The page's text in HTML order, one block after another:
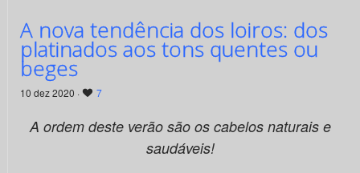
A nova tendência dos loiros: dos
platinados aos tons quentes ou
beges
10 dez 2020 · 7
A ordem deste verão são os cabelos naturais e
saudáveis!